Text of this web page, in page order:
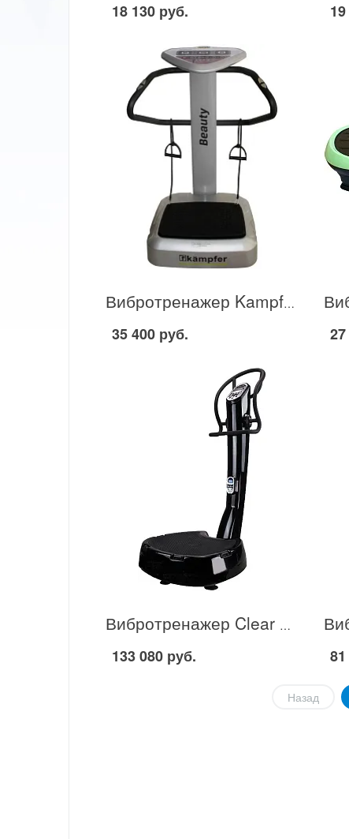
18 130 руб.
Вибротренажер Kampfer Beauty KP-1101 в Москве
35 400 руб.
Вибротренажер Clear Fit CF-PLATE Force 501 в Москве
133 080 руб.
Назад